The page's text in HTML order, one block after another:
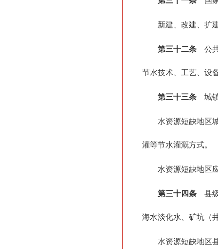
新建、改建、扩
第三十二条 公
节水技术、工艺、设
第三十三条 城
水资源短缺地区
灌等节水灌溉方式。
水资源短缺地区
第三十四条 县
海水淡化水、矿坑（
水资源短缺地区